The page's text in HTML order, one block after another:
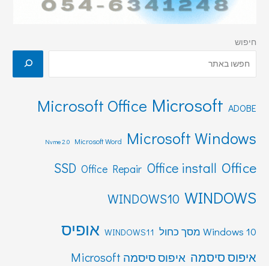
חיפוש
ADOBE
Microsoft
Microsoft Office
Microsoft Windows
Microsoft Word
Nvme 2.0
Office
Office install
Office Repair
SSD
WINDOWS
WINDOWS10
Windows 10 מסך כחול WINDOWS11 אופיס
איפוס סיסמה איפוס סיסמה Microsoft